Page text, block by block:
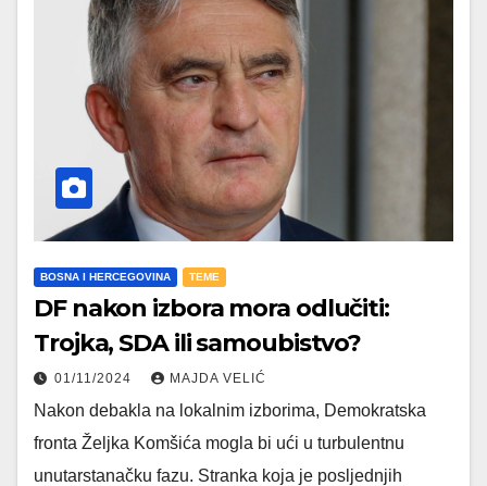
BOSNA I HERCEGOVINA TEME
DF nakon izbora mora odlučiti:
Trojka, SDA ili samoubistvo?
01/11/2024 MAJDA VELIĆ
Nakon debakla na lokalnim izborima, Demokratska
fronta Željka Komšića mogla bi ući u turbulentnu
unutarstanačku fazu. Stranka koja je posljednjih